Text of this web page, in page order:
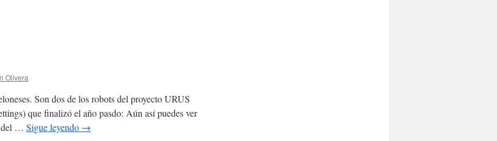
Olivera
Son dos de los robots del proyecto URUS
que finalizó el año pasdo: Aún así puedes ver
del … Sigue leyendo →